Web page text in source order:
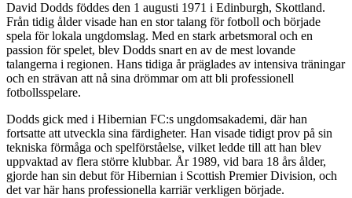
David Dodds föddes den 1 augusti 1971 i Edinburgh, Skottland.
Från tidig ålder visade han en stor talang för fotboll och började
spela för lokala ungdomslag. Med en stark arbetsmoral och en
passion för spelet, blev Dodds snart en av de mest lovande
talangerna i regionen. Hans tidiga år präglades av intensiva träningar
och en strävan att nå sina drömmar om att bli professionell
fotbollsspelare.
Dodds gick med i Hibernian FC:s ungdomsakademi, där han
fortsatte att utveckla sina färdigheter. Han visade tidigt prov på sin
tekniska förmåga och spelförståelse, vilket ledde till att han blev
uppvaktad av flera större klubbar. År 1989, vid bara 18 års ålder,
gjorde han sin debut för Hibernian i Scottish Premier Division, och
det var här hans professionella karriär verkligen började.